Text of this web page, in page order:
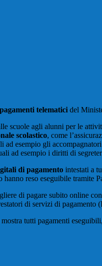
telematici del
scuole agli alunni per le
scolastico, come
ad esempio gli accompagnatori
ad esempio i diritti di
di pagamento intestati a
reso eseguibile tramite
di pagare subito online
di servizi di pagamento
tutti pagamenti